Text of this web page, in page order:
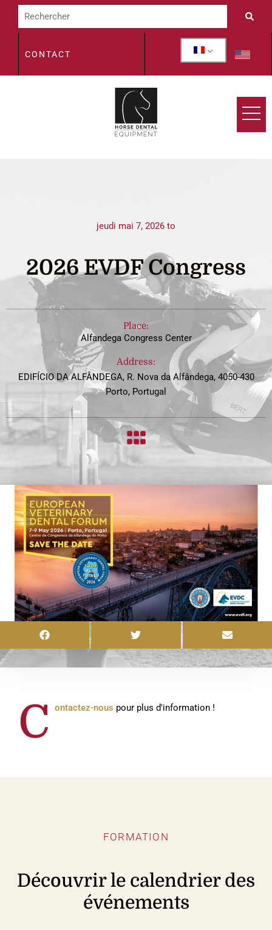
CONTACT
jeudi mai 7, 2026 to
2026 EVDF Congress
Place:
Alfandega Congress Center
Address:
EDIFÍCIO DA ALFÂNDEGA, R. Nova da Alfândega, 4050-430
Porto, Portugal
C ontactez-nous pour plus d'information !
FORMATION
Découvrir le calendrier des
événements